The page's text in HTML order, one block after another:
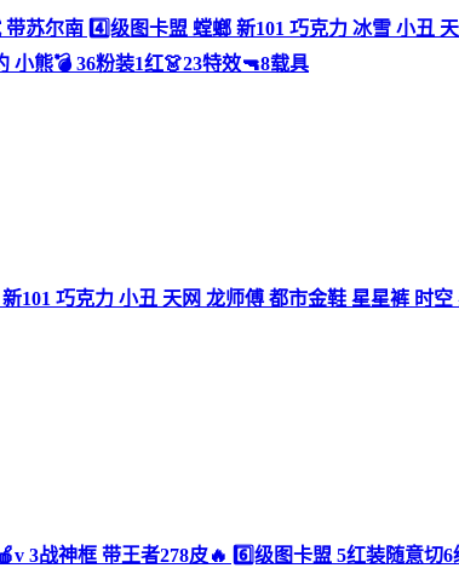
苏尔南 4️⃣级图卡盟 螳螂 新101 巧克力 冰雪 小丑
熊💣 36粉装1红👗23特效🔫8载具
101 巧克力 小丑 天网 龙师傅 都市金鞋 星星裤 时
3战神框 带王者278皮🔥 6️⃣级图卡盟 5红装随意